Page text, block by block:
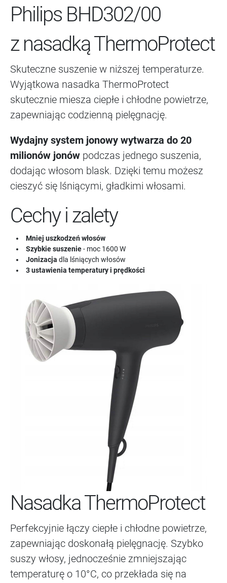
Philips BHD302/00
z nasadką ThermoProtect
Skuteczne suszenie w niższej temperaturze.
Wyjątkowa nasadka ThermoProtect
skutecznie miesza ciepłe i chłodne powietrze,
zapewniając codzienną pielęgnację.
Wydajny system jonowy wytwarza do 20
milionów jonów podczas jednego suszenia,
dodając włosom blask. Dzięki temu możesz
cieszyć się lśniącymi, gładkimi włosami.
Cechy i zalety
Mniej uszkodzeń włosów
Szybkie suszenie- moc 1600 W
Jonizacja dla lśniących włosów
3 ustawienia temperatury i prędkości
Nasadka ThermoProtect
Perfekcyjnie łączy ciepłe i chłodne powietrze,
zapewniając doskonałą pielęgnację. Szybko
suszy włosy, jednocześnie zmniejszając
temperaturę o 10°C, co przekłada się na